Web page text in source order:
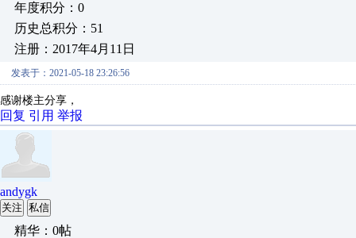
年度积分：0
历史总积分：51
注册：2017年4月11日
发表于：2021-05-18 23:26:56
感谢楼主分享，
回复 引用 举报
andygk
关注 私信
精华：0帖